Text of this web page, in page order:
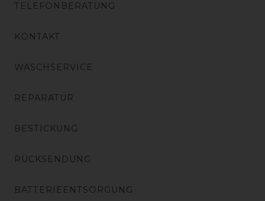
TELEFONBERATUNG
KONTAKT
WASCHSERVICE
REPARATUR
BESTICKUNG
RÜCKSENDUNG
BATTERIEENTSORGUNG